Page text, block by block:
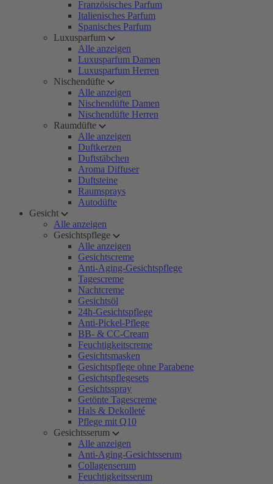
Französisches Parfum
Italienisches Parfum
Spanisches Parfum
Luxusparfum
Alle anzeigen
Luxusparfum Damen
Luxusparfum Herren
Nischendüfte
Alle anzeigen
Nischendüfte Damen
Nischendüfte Herren
Raumdüfte
Alle anzeigen
Duftkerzen
Duftstäbchen
Aroma Diffuser
Duftsteine
Raumsprays
Autodüfte
Gesicht
Alle anzeigen
Gesichtspflege
Alle anzeigen
Gesichtscreme
Anti-Aging-Gesichtspflege
Tagescreme
Nachtcreme
Gesichtsöl
24h-Gesichtspflege
Anti-Pickel-Pflege
BB- & CC-Cream
Feuchtigkeitscreme
Gesichtsmasken
Gesichtspflege ohne Parabene
Gesichtspflegesets
Gesichtsspray
Getönte Tagescreme
Hals & Dekolleté
Pflege mit Q10
Gesichtsserum
Alle anzeigen
Anti-Aging-Gesichtsserum
Collagenserum
Feuchtigkeitsserum